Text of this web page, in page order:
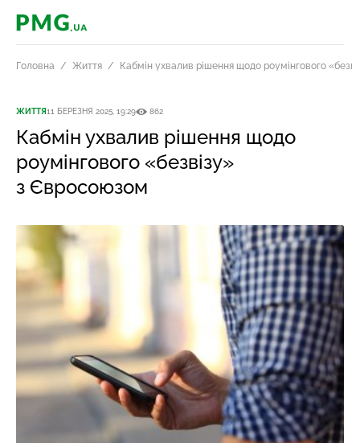
PMG.ua
Головна Життя Кабмін ухвалив рішення щодо роумінгового
ЖИТТЯ11 БЕРЕЗНЯ 2025, 19:29 862
Кабмін ухвалив рішення щодо
роумінгового «безвізу»
з Євросоюзом